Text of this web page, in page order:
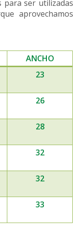
para ser utilizadas
aprovechamos
ANCHO
23
26
28
32
32
33